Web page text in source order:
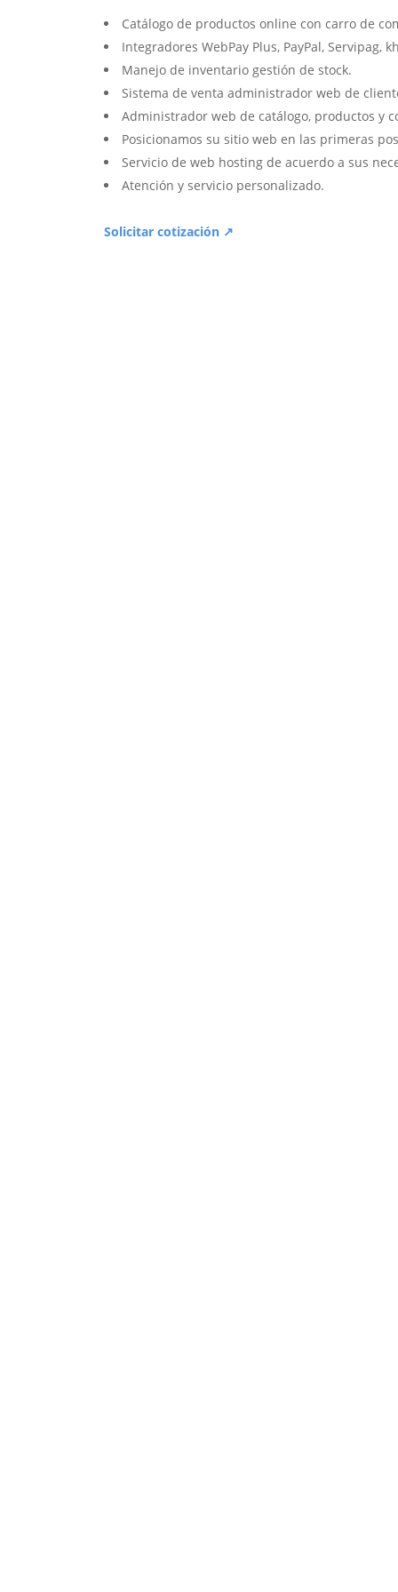
Catálogo de productos online con carro de
Integradores WebPay Plus, PayPal, Servipag,
Manejo de inventario gestión de stock.
Sistema de venta administrador web de
Administrador web de catálogo, productos y
Posicionamos su sitio web en las primeras
Servicio de web hosting de acuerdo a sus
Atención y servicio personalizado.
Solicitar cotización ↗